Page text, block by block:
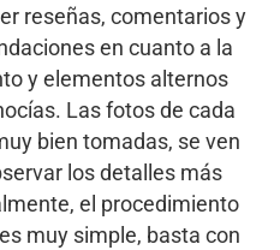
reseñas, comentarios y
en cuanto a la
y elementos alternos
Las fotos de cada
bien tomadas, se ven
los detalles más
el procedimiento
muy simple, basta con